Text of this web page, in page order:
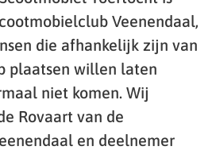
Veenendaal,
die afhankelijk zijn van
plaatsen willen laten
niet komen. Wij
Rovaart van de
en deelnemer